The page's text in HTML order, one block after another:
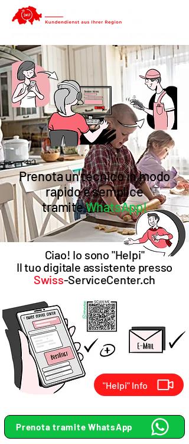
Prenota un tecnico in modo
rapido e semplice
tramiteWhatsApp!
Ciao! Io sono "Helpi"
Il tuo digitale assistente presso
Swiss-ServiceCenter.ch
"Helpi" Info
Prenota tramite WhatsApp